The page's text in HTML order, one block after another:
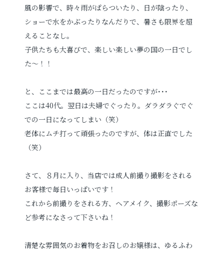
お問い合わせ
TEL0285-20-5870
風の影響で、時々雨がぱらついたり、日が陰ったり、
ショーで水をかぶったりなんだりで、暑さも限界を超
えることなし。
子供たちも大喜びで、楽しい楽しい夢の国の一日でし
た～！！
と、ここまでは最高の一日だったのですが･･･
ここは40代。翌日は夫婦でぐったり。ダラダラぐでぐ
での一日になってしまい（笑）
老体にムチ打って頑張ったのですが、体は正直でした
（笑）
さて、８月に入り、当店では成人前撮り撮影をされる
お客様で毎日いっぱいです！
これから前撮りをされる方、ヘアメイク、撮影ポーズな
ど参考になさって下さいね！
清楚な雰囲気のお着物をお召しのお嬢様は、ゆるふわ